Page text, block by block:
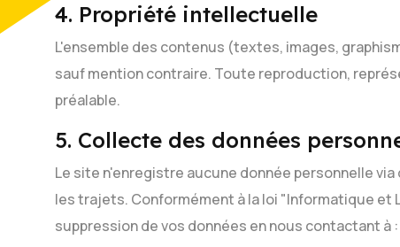
4. Propriété intellectuelle
L'ensemble des contenus (textes, images,
sauf mention contraire. Toute reproduction,
préalable.
5. Collecte des données
Le site n'enregistre aucune donnée personnelle
les trajets. Conformément à la loi "Informatique et
suppression de vos données en nous contactant